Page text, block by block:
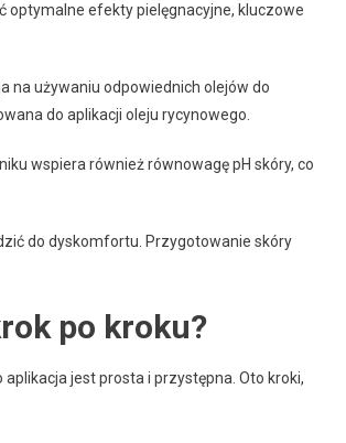
optymalne efekty pielęgnacyjne, kluczowe
na używaniu odpowiednich olejów do
do aplikacji oleju rycynowego.
wspiera również równowagę pH skóry, co
do dyskomfortu. Przygotowanie skóry
po kroku?
jest prosta i przystępna. Oto kroki,